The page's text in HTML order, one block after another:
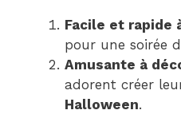
Facile et rapide
pour une soirée
Amusante à
adorent créer
Halloween.